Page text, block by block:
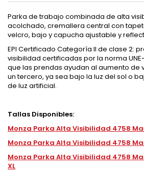
Parka de trabajo combinada de alta
acolchado, cremallera central con
velcro, bajo y capucha ajustable y
EPI Certificado Categoría II de clase 2:
visibilidad certificadas por la norma UNE-
que las prendas ayudan al aumento de
un tercero, ya sea bajo la luz del sol o
de luz artificial.
Tallas Disponibles:
Monza Parka Alta Visibilidad 4758
Monza Parka Alta Visibilidad 4758
Monza Parka Alta Visibilidad 4758
XL